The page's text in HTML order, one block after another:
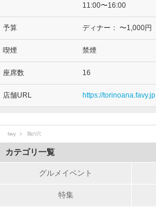
11:00〜16:00
予算 ディナー： 〜1,000円
喫煙 禁煙
座席数 16
店舗URL https://torinoana.favy.jp
favy 鶏の穴
カテゴリ一覧
グルメイベント
特集